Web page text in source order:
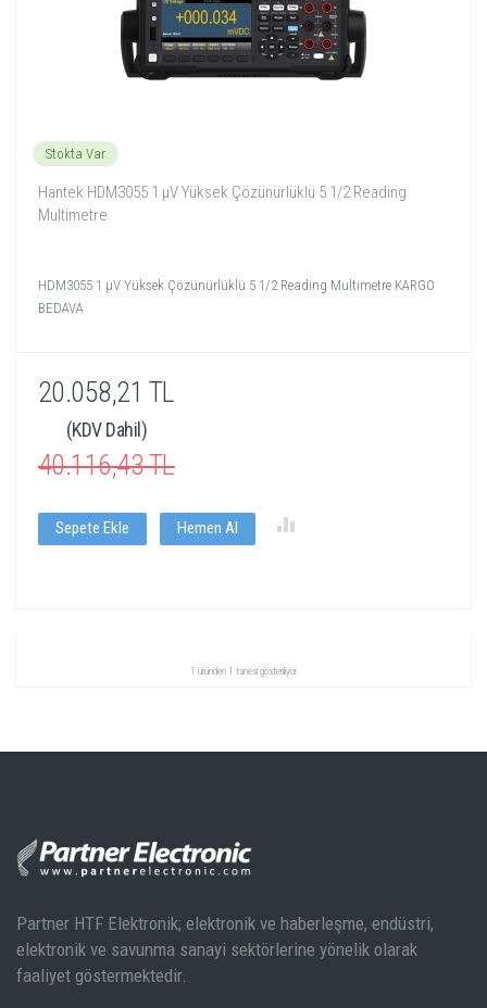
Stokta Var
Hantek HDM3055 1 μV Yüksek Çözünürlüklü 5 1/2 Reading
Multimetre
HDM3055 1 μV Yüksek Çözünürlüklü 5 1/2 Reading Multimetre KARGO
BEDAVA
20.058,21 TL
(KDV Dahil)
40.116,43 TL
Sepete Ekle Hemen Al
1 üründen 1 tanesi gösteriliyor.
Partner HTF Elektronik; elektronik ve haberleşme, endüstri,
elektronik ve savunma sanayi sektörlerine yönelik olarak
faaliyet göstermektedir.